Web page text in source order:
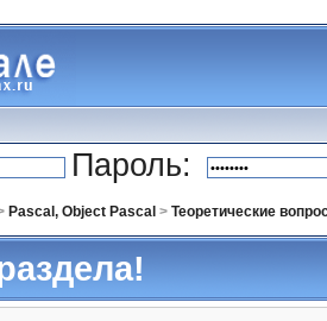
Пароль:
Pascal, Object Pascal > Теоретические